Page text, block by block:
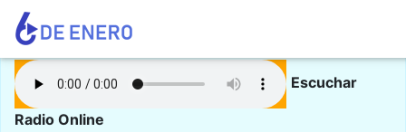
Escuchar
Radio Online